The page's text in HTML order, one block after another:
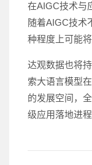
在AIGC技术与
随着AIGC技术
种程度上可能
达观数据也将
索大语言模型
的发展空间，
级应用落地进程